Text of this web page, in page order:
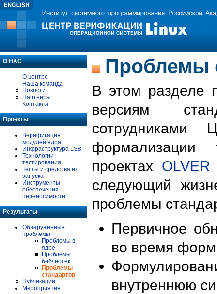
О НАС
О центре
Наша команда
Новости
Партнеры
Контакты
Проекты
Верификация
модулей ядра
Инфраструктура LSB
Технологии
тестирования
Тесты и средства их
запуска
Инструменты
обеспечения
переносимости
Результаты
Обнаруженные
проблемы
Проблемы в
ядре
Проблемы
библиотек
Проблемы
стандартов
Публикации
Мероприятия
Проблемы
В этом разделе
версиям
формализации
проектах OLVER
следующий
проблемы
Первичное
во время
внутреннюю